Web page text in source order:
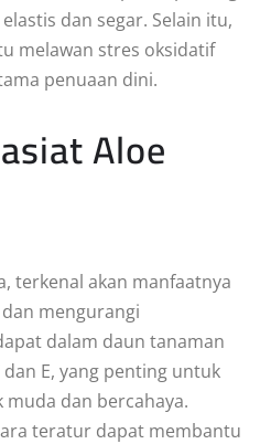
dan segar. Selain itu,
melawan stres oksidatif
penuaan dini.
Aloe
terkenal akan manfaatnya
mengurangi
dalam daun tanaman
E, yang penting untuk
dan bercahaya.
teratur dapat membantu